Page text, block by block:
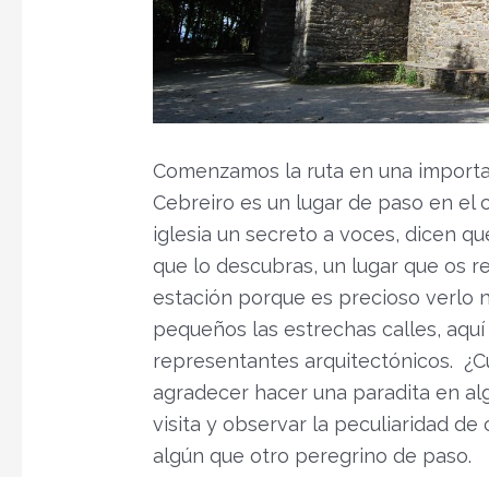
Comenzamos la ruta en una
Cebreiro es un lugar de paso en el
iglesia un secreto a voces, dicen
que lo descubras, un lugar que os
estación porque es precioso verlo
pequeños las estrechas calles,
representantes arquitectónicos.
agradecer hacer una paradita en
visita y observar la peculiaridad
algún que otro peregrino de paso.